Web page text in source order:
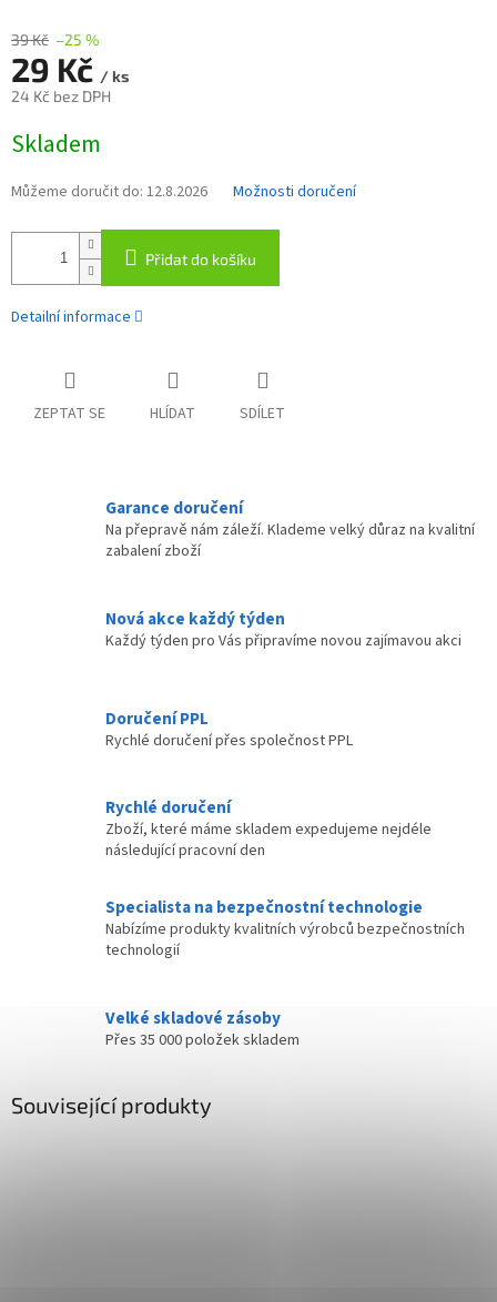
39 Kč –25 %
29 Kč / ks
24 Kč bez DPH
cena:
Skladem
Můžeme doručit do: 12.8.2026 Možnosti doručení
Přidat do košíku
Detailní informace
ZEPTAT SE HLÍDAT SDÍLET
Garance doručení
Na přepravě nám záleží. Klademe velký důraz na kvalitní
zabalení zboží
Nová akce každý týden
Každý týden pro Vás připravíme novou zajímavou akci
Doručení PPL
Rychlé doručení přes společnost PPL
Rychlé doručení
Zboží, které máme skladem expedujeme nejdéle
následující pracovní den
Specialista na bezpečnostní technologie
Nabízíme produkty kvalitních výrobců bezpečnostních
technologií
Velké skladové zásoby
Přes 35 000 položek skladem
Související produkty